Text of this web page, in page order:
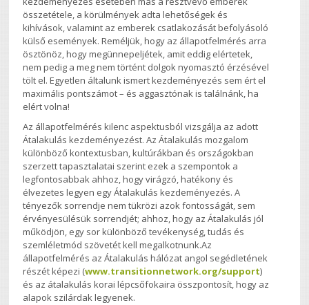
összetétele, a körülmények adta lehetőségek és
kihívások, valamint az emberek csatlakozását befolyásoló
külső események. Reméljük, hogy az állapotfelmérés arra
ösztönöz, hogy megünnepeljétek, amit eddig elértetek,
nem pedig a meg nem történt dolgok nyomasztó érzésével
tölt el. Egyetlen általunk ismert kezdeményezés sem ért el
maximális pontszámot – és aggasztónak is találnánk, ha
elért volna!
Az állapotfelmérés kilenc aspektusból vizsgálja az adott
Átalakulás kezdeményezést. Az Átalakulás mozgalom
különböző kontextusban, kultúrákban és országokban
szerzett tapasztalatai szerint ezek a szempontok a
legfontosabbak ahhoz, hogy virágzó, hatékony és
élvezetes legyen egy Átalakulás kezdeményezés. A
tényezők sorrendje nem tükrözi azok fontosságát, sem
érvényesülésük sorrendjét; ahhoz, hogy az Átalakulás jól
működjön, egy sor különböző tevékenység, tudás és
szemléletmód szövetét kell megalkotnunk.Az
állapotfelmérés az Átalakulás hálózat angol segédletének
részét képezi (www.transitionnetwork.org/support)
és az átalakulás korai lépcsőfokaira összpontosít, hogy az
alapok szilárdak legyenek.